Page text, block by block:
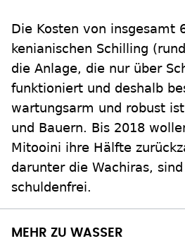
Die Kosten von insgesamt
kenianischen Schilling
die Anlage, die nur über
funktioniert und deshalb
wartungsarm und robust
und Bauern. Bis 2018
Mitooini ihre Hälfte
darunter die Wachiras,
schuldenfrei.
MEHR ZU WASSER